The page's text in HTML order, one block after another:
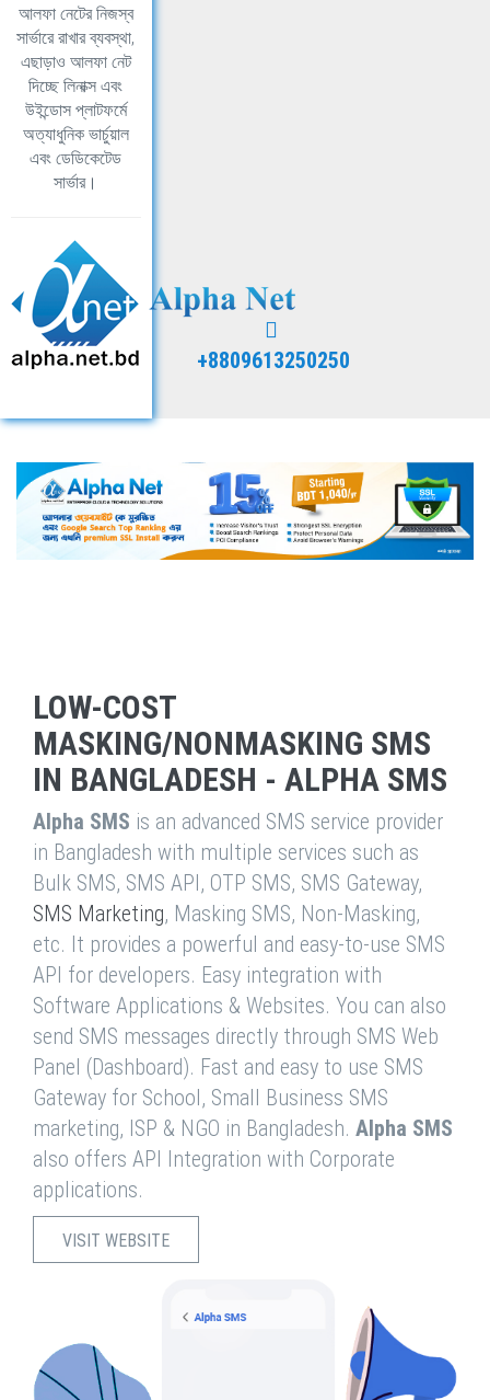
আলফা নেটের নিজস্ব
সার্ভারে রাখার ব্যবস্থা,
এছাড়াও আলফা নেট
দিচ্ছে লিনাক্স এবং
উইন্ডোস প্লাটফর্মে
অত্যাধুনিক ভার্চুয়াল
এবং ডেডিকেটেড
সার্ভার।
+8809613250250
LOW-COST
MASKING/NONMASKING SMS
IN BANGLADESH - ALPHA SMS
Alpha SMS is an advanced SMS service provider
in Bangladesh with multiple services such as
Bulk SMS, SMS API, OTP SMS, SMS Gateway,
SMS Marketing, Masking SMS, Non-Masking,
etc. It provides a powerful and easy-to-use SMS
API for developers. Easy integration with
Software Applications & Websites. You can also
send SMS messages directly through SMS Web
Panel (Dashboard). Fast and easy to use SMS
Gateway for School, Small Business SMS
marketing, ISP & NGO in Bangladesh. Alpha SMS
also offers API Integration with Corporate
applications.
VISIT WEBSITE